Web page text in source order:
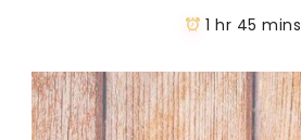
1 hr 45 mins